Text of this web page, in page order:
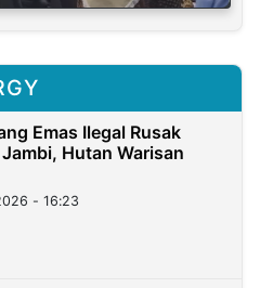
Emas Ilegal Rusak
Hutan Warisan
- 16:23